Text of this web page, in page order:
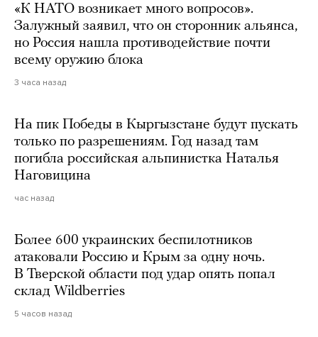
«К НАТО возникает много вопросов».
Залужный заявил, что он сторонник альянса,
но Россия нашла противодействие почти
всему оружию блока
3 часа назад
На пик Победы в Кыргызстане будут пускать
только по разрешениям. Год назад там
погибла российская альпинистка Наталья
Наговицина
час назад
Более 600 украинских беспилотников
атаковали Россию и Крым за одну ночь.
В Тверской области под удар опять попал
склад Wildberries
5 часов назад